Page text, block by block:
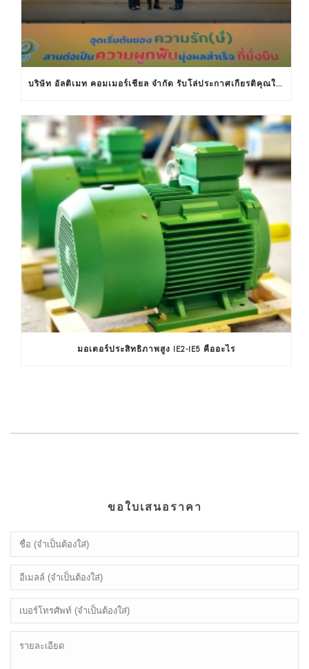
บริษัท อัลติเมท คอมเมอร์เชียล จำกัด รับโล่ประกาศเกียรติคุณในงานครบรอบ 30 ปีฉลากประหยัดไฟฟ้าเบอร์ 5
มอเตอร์ประสิทธิภาพสูง IE2-IE5 คืออะไร
ขอใบเสนอราคา